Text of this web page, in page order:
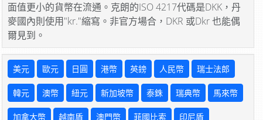
面值更小的貨幣在流通。克朗的ISO 4217代碼是DKK，丹
麥國內則使用"kr."縮寫。非官方場合，DKR 或Dkr 也能偶
爾見到。
美元 歐元 日圓 港幣 英鎊 人民幣 瑞士法郎
韓元 澳幣 紐元 新加坡幣 泰銖 瑞典幣 馬來幣
加拿大幣 越南盾 澳門幣 菲國比索 印尼盾